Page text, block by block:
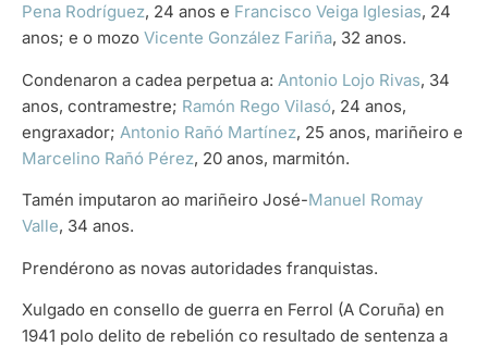
Pena Rodríguez, 24 anos e Francisco Veiga Iglesias, 24
anos; e o mozo Vicente González Fariña, 32 anos.
Condenaron a cadea perpetua a: Antonio Lojo Rivas, 34
anos, contramestre; Ramón Rego Vilasó, 24 anos,
engraxador; Antonio Rañó Martínez, 25 anos, mariñeiro e
Marcelino Rañó Pérez, 20 anos, marmitón.
Tamén imputaron ao mariñeiro José-Manuel Romay
Valle, 34 anos.
Prendérono as novas autoridades franquistas.
Xulgado en consello de guerra en Ferrol (A Coruña) en
1941 polo delito de rebelión co resultado de sentenza a